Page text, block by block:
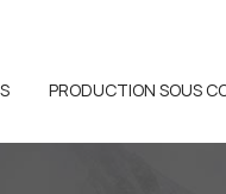
PRODUCTION SOUS